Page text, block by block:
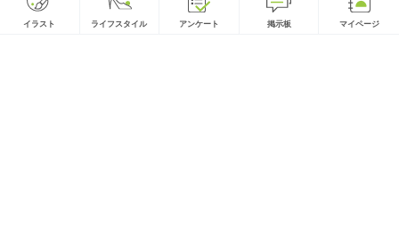
イラスト ライフスタイル アンケート 掲示板 マイページ